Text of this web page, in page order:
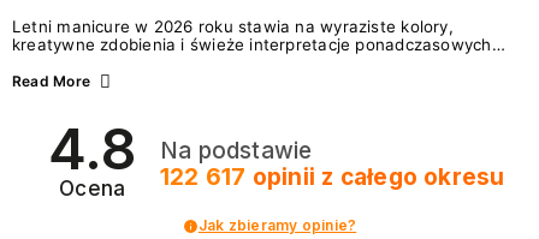
Letni manicure w 2026 roku stawia na wyraziste kolory,
kreatywne zdobienia i świeże interpretacje ponadczasowych
zarówno energetycznych odcieni inspirowanych wakacjami, jak
2026? Znajdź inspirację dla swojego manicure!
Read More
4.8
Ocena
Na podstawie
122 617 opinii z całego okresu
Jak zbieramy opinie?